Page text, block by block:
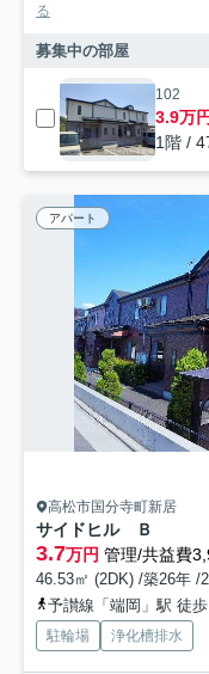
る
募集中の部屋
102
3.9万円
1階 /
アパート
高松市国分寺町新居
サイドヒル Ｂ
3.7万円 管理/共益費
46.53㎡ (2DK) /築26年 /
予讃線「端岡」駅 徒
駐輪場 浄化槽排水